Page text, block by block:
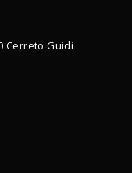
Cerreto Guidi